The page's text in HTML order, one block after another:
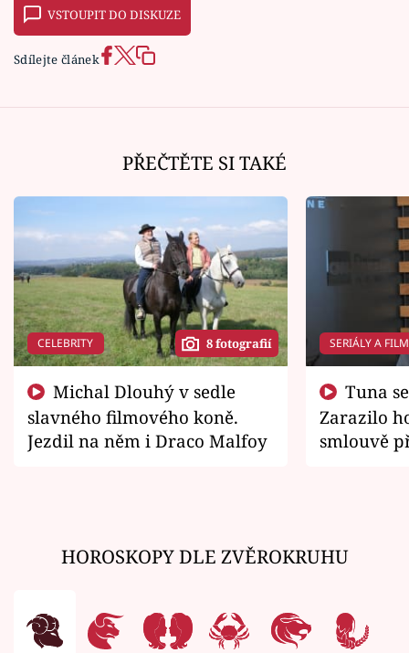
VSTOUPIT DO DISKUZE
Sdílejte článek
PŘEČTĚTE SI TAKÉ
CELEBRITY 8 fotografií
slavného filmového koně.
Jezdil na něm i Draco Malfoy
SERIÁLY A
Zarazilo
smlouvě
HOROSKOPY DLE ZVĚROKRUHU